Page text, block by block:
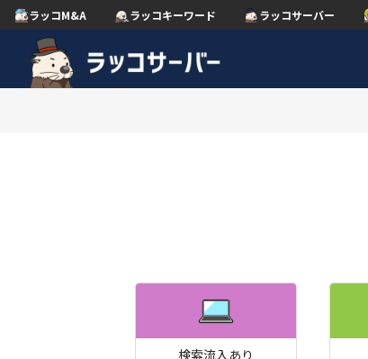
ラッコM&A ラッコキーワード ラッコサーバー
検索流入あり